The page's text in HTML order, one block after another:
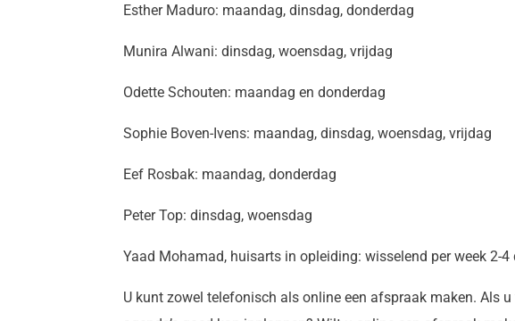
Esther Maduro: maandag, dinsdag, donderdag
Munira Alwani: dinsdag, woensdag, vrijdag
Odette Schouten: maandag en donderdag
Sophie Boven-Ivens: maandag, dinsdag, woensdag, vrijdag
Eef Rosbak: maandag, donderdag
Peter Top: dinsdag, woensdag
Yaad Mohamad, huisarts in opleiding: wisselend per week 2-4
U kunt zowel telefonisch als online een afspraak maken. Als